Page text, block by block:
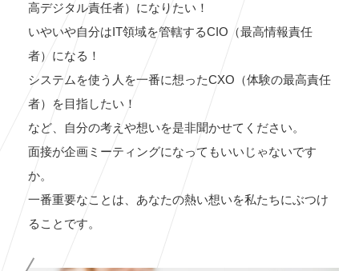
高デジタル責任者）になりたい！
いやいや自分はIT領域を管轄するCIO（最高情報責任
者）になる！
システムを使う人を一番に想ったCXO（体験の最高責任
者）を目指したい！
など、自分の考えや想いを是非聞かせてください。
面接が企画ミーティングになってもいいじゃないです
か。
一番重要なことは、あなたの熱い想いを私たちにぶつけ
ることです。